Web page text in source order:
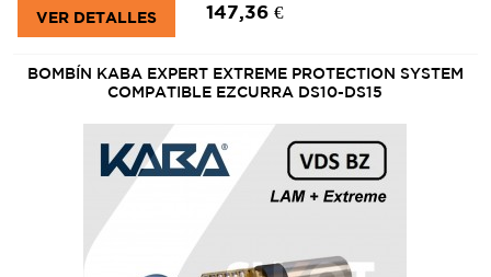
147,36 €
VER DETALLES
BOMBÍN KABA EXPERT EXTREME PROTECTION SYSTEM
COMPATIBLE EZCURRA DS10-DS15